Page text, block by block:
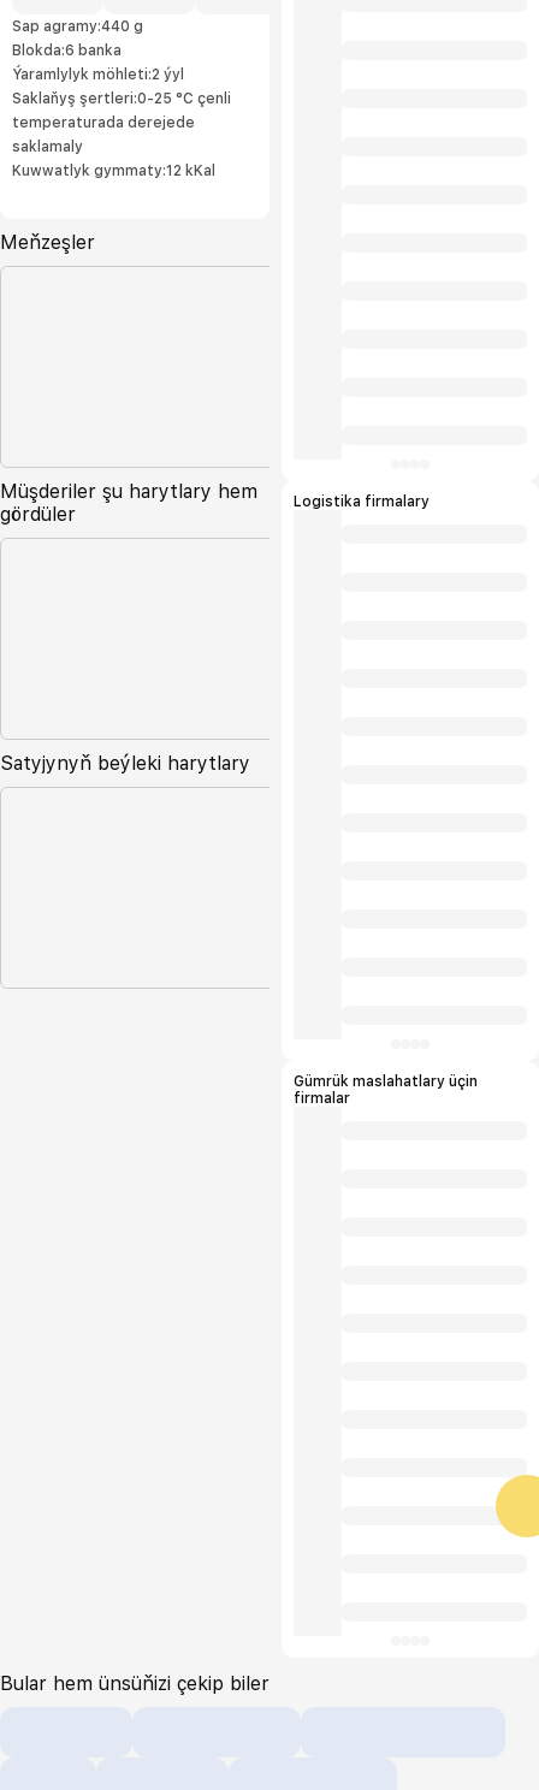
Sap agramy:440 g
Blokda:6 banka
Ýaramlylyk möhleti:2 ýyl
Saklaňyş şertleri:0-25 °С çenli
temperaturada derejede
saklamaly
Kuwwatlyk gymmaty:12 kKal
Meňzeşler
Müşderiler şu harytlary hem
gördüler
Satyjynyň beýleki harytlary
Logistika firmalary
Gümrük maslahatlary üçin
firmalar
Bular hem ünsüňizi çekip biler